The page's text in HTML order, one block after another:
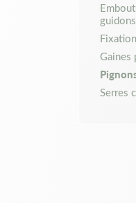
guidons
Gaines
Serres